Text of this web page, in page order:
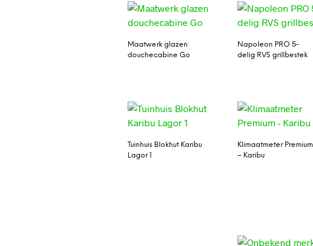
Maatwerk glazen
douchecabine Go
Napoleon PRO 5-
delig RVS grillbestek
Tuinhuis Blokhut Karibu
Lagor 1
Klimaatmeter Premium
– Karibu